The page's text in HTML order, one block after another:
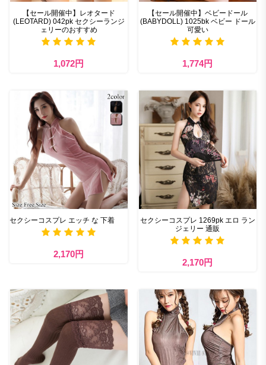
【セール開催中】レオタード
(LEOTARD) 042pk セクシーランジ
ェリーのおすすめ
1,072円
【セール開催中】ベビードール
(BABYDOLL) 1025bk ベビー ドール
可愛い
1,774円
セクシーコスプレ エッチ な 下着
2,170円
セクシーコスプレ 1269pk エロ ラン
ジェリー 通販
2,170円